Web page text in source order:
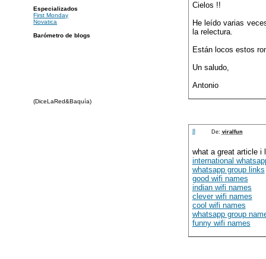
Especializados
First Monday
Novatica
Barómetro de blogs
(DiceLaRed&Baquía)
Cielos !!
He leído varias
la relectura.
Están locos estos
Un saludo,
Antonio
8 De: viralfun
what a great article i
international
whatsapp group links
good wifi names
indian wifi names
clever wifi names
cool wifi names
whatsapp group
funny wifi names